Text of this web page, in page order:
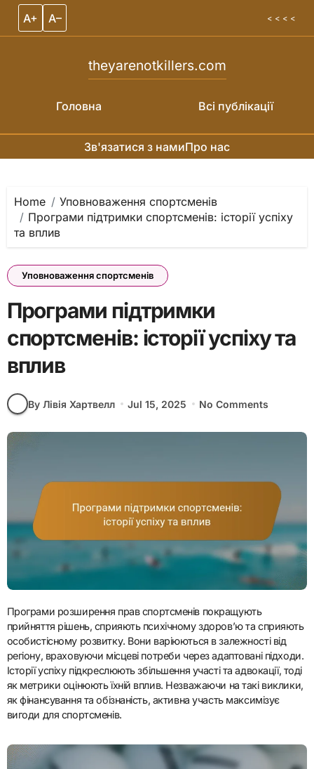
A+ A– < < < <
Головна
theyarenotkillers.com
Всі публікації
Зв'язатися з намиПро нас
Home
Уповноваження спортсменів
Програми підтримки спортсменів: історії успіху
та вплив
Уповноваження спортсменів
Програми підтримки
спортсменів: історії успіху та
вплив
By Лівія Хартвелл Jul 15, 2025 No Comments
Програми розширення прав спортсменів покращують
прийняття рішень, сприяють психічному здоров’ю та сприяють
особистісному розвитку. Вони варіюються в залежності від
регіону, враховуючи місцеві потреби через адаптовані підходи.
Історії успіху підкреслюють збільшення участі та адвокації, тоді
як метрики оцінюють їхній вплив. Незважаючи на такі виклики,
як фінансування та обізнаність, активна участь максимізує
вигоди для спортсменів.